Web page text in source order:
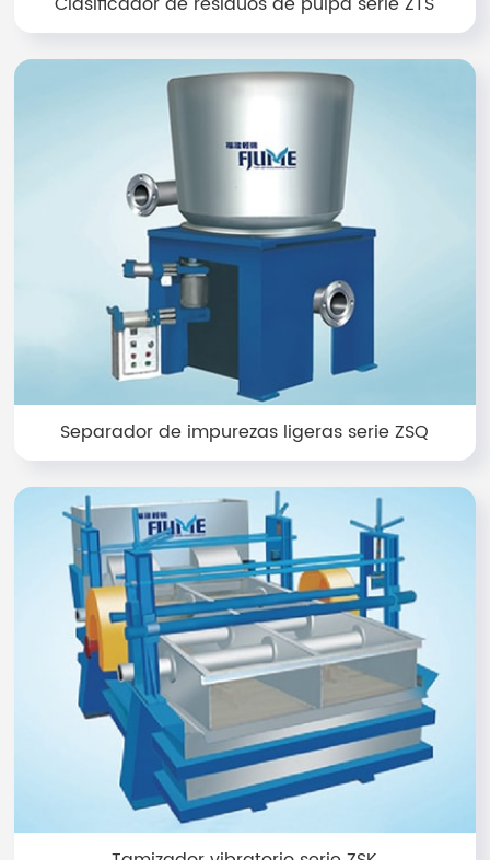
Separador de impurezas ligeras serie ZSQ